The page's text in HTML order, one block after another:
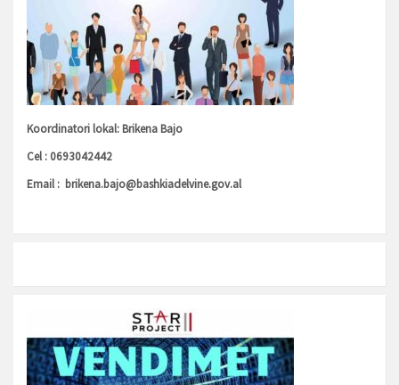
Koordinatori lokal: Brikena Bajo
Cel : 0693042442
Email : brikena.bajo@bashkiadelvine.gov.al